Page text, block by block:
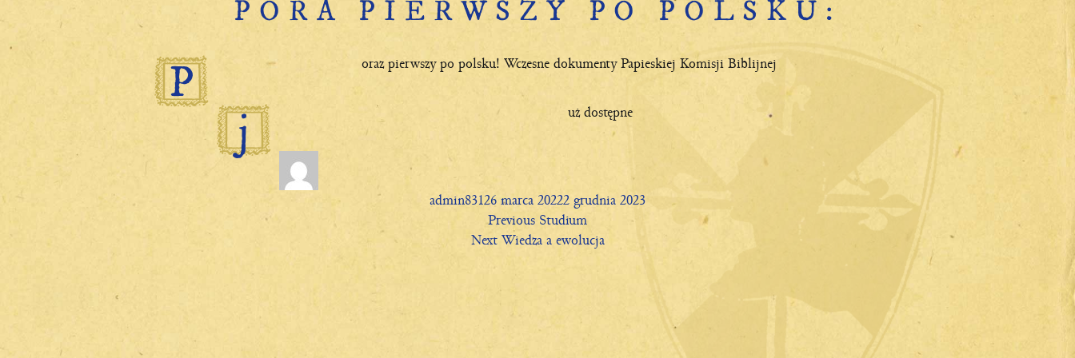
PORA PIERWSZY PO POLSKU:
P oraz pierwszy po polsku! Wczesne dokumenty Papieskiej Komisji Biblijnej
j uż dostępne
Author
admin831Posted
on
26 marca 20222 grudnia 2023
awigacja
Previous Previous
post:
Studium
Next Next
post:
Wiedza a ewolucja